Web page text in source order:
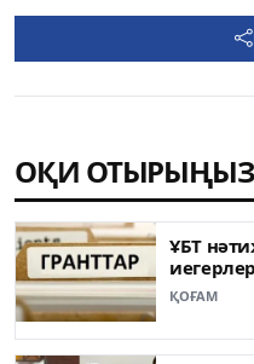
ОҚИ ОТЫРЫҢЫЗ
ҰБТ
ҚОҒАМ